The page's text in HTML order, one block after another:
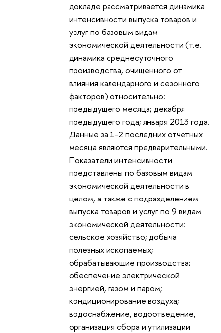
докладе рассматривается динамика
интенсивности выпуска товаров и
услуг по базовым видам
экономической деятельности (т.е.
динамика среднесуточного
производства, очищенного от
влияния календарного и сезонного
факторов) относительно:
предыдущего месяца; декабря
предыдущего года; января 2013 года.
Данные за 1-2 последних отчетных
месяца являются предварительными.
Показатели интенсивности
представлены по базовым видам
экономической деятельности в
целом, а также с подразделением
выпуска товаров и услуг по 9 видам
экономической деятельности:
сельское хозяйство; добыча
полезных ископаемых;
обрабатывающие производства;
обеспечение электрической
энергией, газом и паром;
кондиционирование воздуха;
водоснабжение, водоотведение,
организация сбора и утилизации